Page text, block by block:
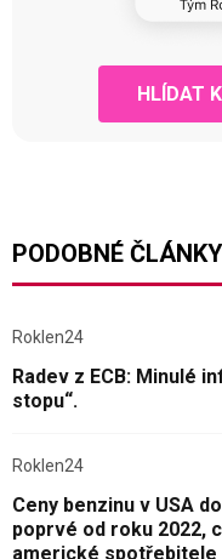
HLÍDAT
PODOBNÉ ČLÁNKY
Roklen24
Radev z ECB: Minulé
stopu“.
Roklen24
Ceny benzinu v USA
poprvé od roku 2022,
americké spotřebitele